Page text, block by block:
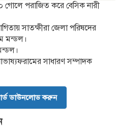
পরাজিত করে বেসিক নারী
সাতক্ষীরা জেলা পরিষদের
মন্ডল।
সাধারণ সম্পাদক
ডাউনলোড করুন